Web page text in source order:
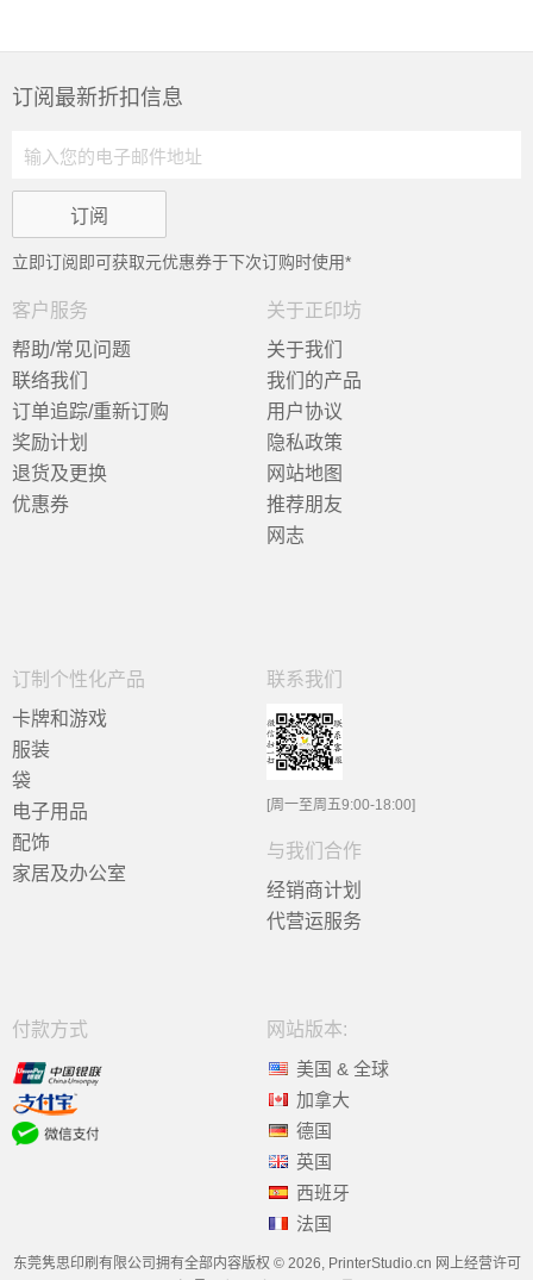
订阅最新折扣信息
立即订阅即可获取元优惠券于下次订购时使用*
客户服务
帮助/常见问题
联络我们
订单追踪/重新订购
奖励计划
退货及更换
优惠券
关于正印坊
关于我们
我们的产品
用户协议
隐私政策
网站地图
推荐朋友
网志
订制个性化产品
卡牌和游戏
服装
袋
电子用品
配饰
家居及办公室
联系我们
[周一至周五9:00-18:00]
与我们合作
经销商计划
代营运服务
付款方式
网站版本:
美国 & 全球
加拿大
德国
英国
西班牙
法国
东莞隽思印刷有限公司拥有全部内容版权 © 2026, PrinterStudio.cn 网上经营许可